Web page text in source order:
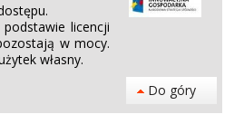
licencji
w mocy.
własny.
Do góry